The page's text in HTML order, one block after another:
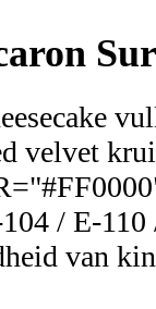
velvet
/ E-
van